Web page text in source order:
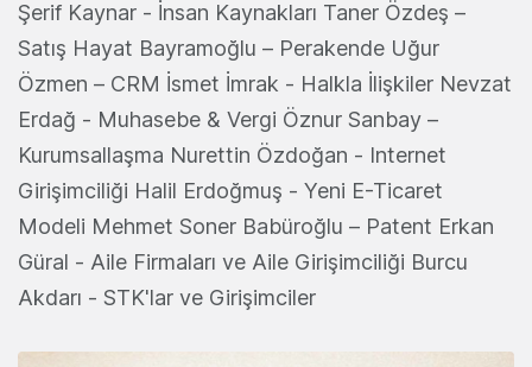
Şerif Kaynar - İnsan Kaynakları Taner Özdeş –
Satış Hayat Bayramoğlu – Perakende Uğur
Özmen – CRM İsmet İmrak - Halkla İlişkiler Nevzat
Erdağ - Muhasebe & Vergi Öznur Sanbay –
Kurumsallaşma Nurettin Özdoğan - Internet
Girişimciliği Halil Erdoğmuş - Yeni E-Ticaret
Modeli Mehmet Soner Babüroğlu – Patent Erkan
Güral - Aile Firmaları ve Aile Girişimciliği Burcu
Akdarı - STK'lar ve Girişimciler